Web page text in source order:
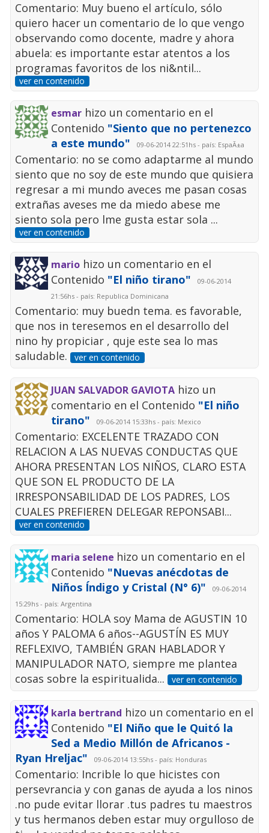
Comentario: Muy bueno el artículo, sólo
quiero hacer un comentario de lo que vengo
observando como docente, madre y ahora
abuela: es importante estar atentos a los
programas favoritos de los ni&ntil...
ver en contenido
esmar hizo un comentario en el
Contenido "Siento que no pertenezco
a este mundo"
09-06-2014 22:51hs - país: EspaÃ±a
Comentario: no se como adaptarme al mundo
siento que no soy de este mundo que quisiera
regresar a mi mundo aveces me pasan cosas
extrañas aveses me da miedo abese me
siento sola pero lme gusta estar sola ...
ver en contenido
mario hizo un comentario en el
Contenido "El niño tirano"
09-06-2014
21:56hs - país: Republica Dominicana
Comentario: muy buedn tema. es favorable,
que nos in teresemos en el desarrollo del
nino hy propiciar , quje este sea lo mas
saludable.
ver en contenido
JUAN SALVADOR GAVIOTA hizo un
comentario en el Contenido "El niño
tirano"
09-06-2014 15:33hs - país: Mexico
Comentario: EXCELENTE TRAZADO CON
RELACION A LAS NUEVAS CONDUCTAS QUE
AHORA PRESENTAN LOS NIÑOS, CLARO ESTA
QUE SON EL PRODUCTO DE LA
IRRESPONSABILIDAD DE LOS PADRES, LOS
CUALES PREFIEREN DELEGAR REPONSABI...
ver en contenido
maria selene hizo un comentario en el
Contenido "Nuevas anécdotas de
Niños Índigo y Cristal (N° 6)"
09-06-2014
15:29hs - país: Argentina
Comentario: HOLA soy Mama de AGUSTIN 10
años Y PALOMA 6 años--AGUSTÍN ES MUY
REFLEXIVO, TAMBIÉN GRAN HABLADOR Y
MANIPULADOR NATO, siempre me plantea
cosas sobre la espiritualida...
ver en contenido
karla bertrand hizo un comentario en el
Contenido "El Niño que le Quitó la
Sed a Medio Millón de Africanos -
Ryan Hreljac"
09-06-2014 13:55hs - país: Honduras
Comentario: Incrible lo que hicistes con
persevrancia y con ganas de ayuda a los ninos
.no pude evitar llorar .tus padres tu maestros
y tus hermanos deben estar muy orgulloso de